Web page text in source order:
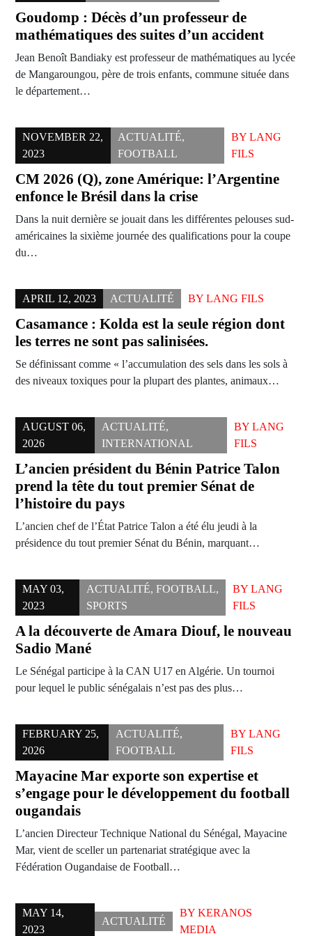
Goudomp : Décès d’un professeur de
mathématiques des suites d’un accident
Jean Benoît Bandiaky est professeur de mathématiques au lycée
de Mangaroungou, père de trois enfants, commune située dans
le département…
NOVEMBER 22,
2023
ACTUALITÉ,
FOOTBALL
BYLANG
FILS
CM 2026 (Q), zone Amérique: l’Argentine
enfonce le Brésil dans la crise
Dans la nuit dernière se jouait dans les différentes pelouses sud-
américaines la sixième journée des qualifications pour la coupe
du…
APRIL 12, 2023 ACTUALITÉ BY LANG FILS
Casamance : Kolda est la seule région dont
les terres ne sont pas salinisées.
Se définissant comme « l’accumulation des sels dans les sols à
des niveaux toxiques pour la plupart des plantes, animaux…
AUGUST 06,
2026
ACTUALITÉ,
INTERNATIONAL
BY LANG
FILS
L’ancien président du Bénin Patrice Talon
prend la tête du tout premier Sénat de
l’histoire du pays
L’ancien chef de l’État Patrice Talon a été élu jeudi à la
présidence du tout premier Sénat du Bénin, marquant…
MAY 03,
2023
ACTUALITÉ,FOOTBALL,
SPORTS
BYLANG
FILS
A la découverte de Amara Diouf, le nouveau
Sadio Mané
Le Sénégal participe à la CAN U17 en Algérie. Un tournoi
pour lequel le public sénégalais n’est pas des plus…
FEBRUARY 25,
2026
ACTUALITÉ,
FOOTBALL
BY LANG
FILS
Mayacine Mar exporte son expertise et
s’engage pour le développement du football
ougandais
L’ancien Directeur Technique National du Sénégal, Mayacine
Mar, vient de sceller un partenariat stratégique avec la
Fédération Ougandaise de Football…
MAY 14,
2023
ACTUALITÉ
BYKERANOS
MEDIA